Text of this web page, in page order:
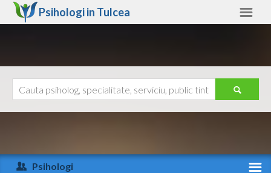
Psihologi in Tulcea
Arad
Ajutor
Psihologi